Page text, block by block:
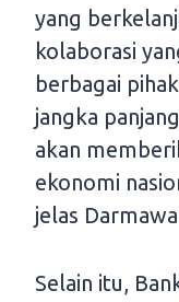
yang
kolaborasi
berbagai
jangka
akan
ekonomi
jelas
Selain itu,